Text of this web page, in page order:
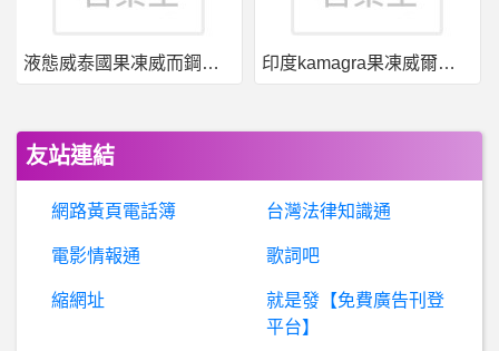
高雄- BABYSHARK快閃店
寶
可夢GO- 夥伴一起戰鬥無法取得愛心 夥伴一起戰鬥無法取得愛心
BaseballXXXX- 統一獅 統一獅
B
aseballXXXX- 萬事不決問4X，湯圓的湯底 萬事不決問4X，湯圓的湯底
液態威泰國果凍威而鋼哪裡買 印度kamagra果凍威爾剛用於治療男性勃起功能障礙
友站連結
網路黃頁電話簿 台灣法律知識通
電影情報通 歌詞吧
縮網址
就是發【免費廣告刊登
平台】